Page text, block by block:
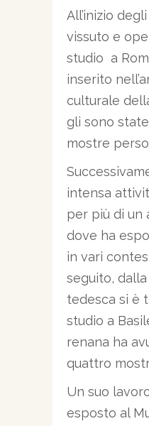
All’inizio
vissuto e
studio a
inserito
culturale
gli sono
mostre
intensa
per più di un
dove ha
in vari
seguito,
tedesca si è
studio a
renana ha
quattro
Un suo
esposto al